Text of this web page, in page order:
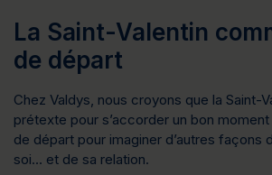
La Saint-Valentin
de départ
prétexte pour s’accorder un bon
de départ pour imaginer d’autres façons
soi… et de sa relation.